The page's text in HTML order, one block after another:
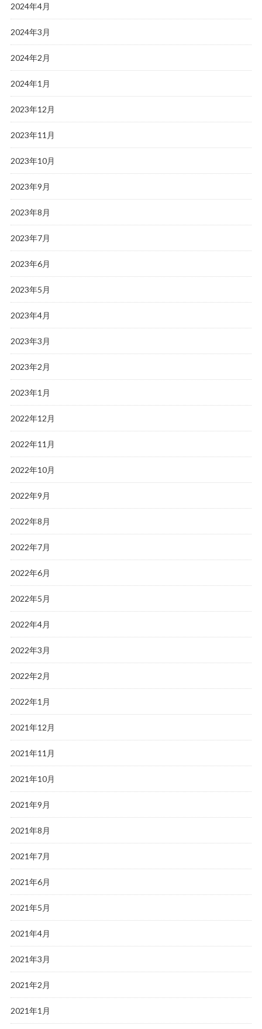
2024年4月
2024年3月
2024年2月
2024年1月
2023年12月
2023年11月
2023年10月
2023年9月
2023年8月
2023年7月
2023年6月
2023年5月
2023年4月
2023年3月
2023年2月
2023年1月
2022年12月
2022年11月
2022年10月
2022年9月
2022年8月
2022年7月
2022年6月
2022年5月
2022年4月
2022年3月
2022年2月
2022年1月
2021年12月
2021年11月
2021年10月
2021年9月
2021年8月
2021年7月
2021年6月
2021年5月
2021年4月
2021年3月
2021年2月
2021年1月